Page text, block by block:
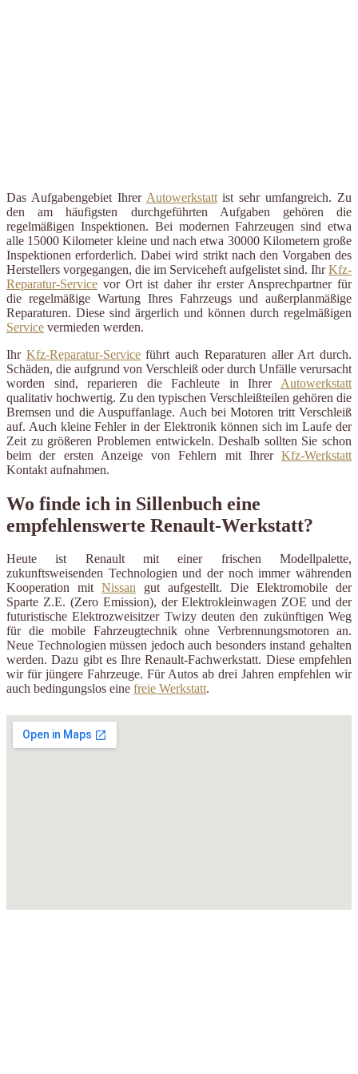
Das Aufgabengebiet Ihrer Autowerkstattist sehr umfangreich. Zu
den am häufigsten durchgeführten Aufgaben gehören die
regelmäßigen Inspektionen. Bei modernen Fahrzeugen sind etwa
alle 15000 Kilometer kleine und nach etwa 30000 Kilometern große
Inspektionen erforderlich. Dabei wird strikt nach den Vorgaben des
Herstellers vorgegangen, die im Serviceheft aufgelistet sind. IhrKfz-
Reparatur-Service vor Ort ist daher ihr erster Ansprechpartner für
die regelmäßige Wartung Ihres Fahrzeugs und außerplanmäßige
Reparaturen. Diese sind ärgerlich und können durch regelmäßigen
Service vermieden werden.
Ihr Kfz-Reparatur-Serviceführt auch Reparaturen aller Art durch.
Schäden, die aufgrund von Verschleiß oder durch Unfälle verursacht
worden sind, reparieren die Fachleute in Ihrer Autowerkstatt
qualitativ hochwertig. Zu den typischen Verschleißteilen gehören die
Bremsen und die Auspuffanlage. Auch bei Motoren tritt Verschleiß
auf. Auch kleine Fehler in der Elektronik können sich im Laufe der
Zeit zu größeren Problemen entwickeln. Deshalb sollten Sie schon
beim der ersten Anzeige von Fehlern mit Ihrer Kfz-Werkstatt
Kontakt aufnahmen.
Wo finde ich in Sillenbuch eine
empfehlenswerte Renault-Werkstatt?
Heute ist Renault mit einer frischen Modellpalette,
zukunftsweisenden Technologien und der noch immer währenden
Kooperation mit Nissan gut aufgestellt. Die Elektromobile der
Sparte Z.E. (Zero Emission), der Elektrokleinwagen ZOE und der
futuristische Elektrozweisitzer Twizy deuten den zukünftigen Weg
für die mobile Fahrzeugtechnik ohne Verbrennungsmotoren an.
Neue Technologien müssen jedoch auch besonders instand gehalten
werden. Dazu gibt es Ihre Renault-Fachwerkstatt. Diese empfehlen
wir für jüngere Fahrzeuge. Für Autos ab drei Jahren empfehlen wir
auch bedingungslos eine freie Werkstatt.